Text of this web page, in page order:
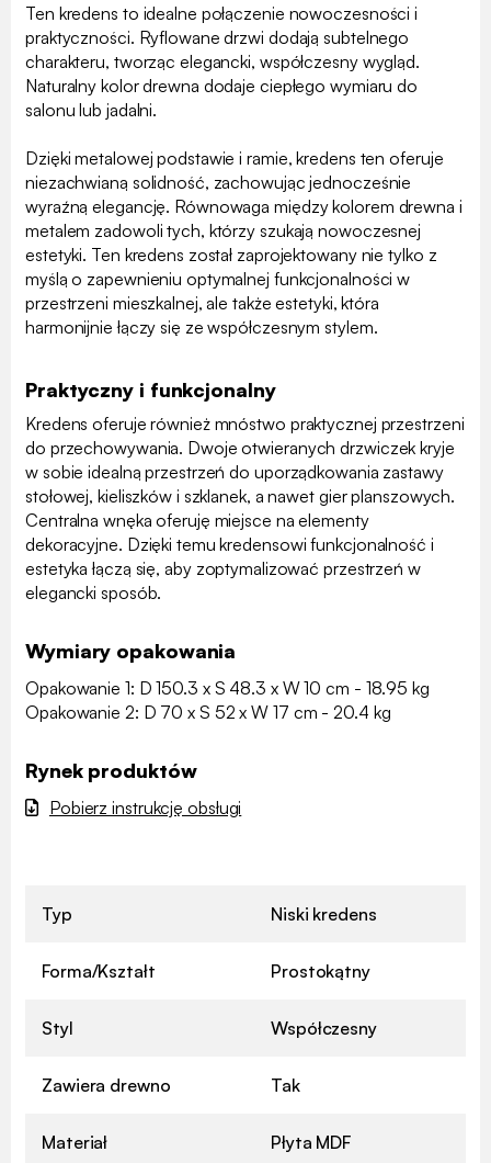
Ten kredens to idealne połączenie nowoczesności i
praktyczności. Ryflowane drzwi dodają subtelnego
charakteru, tworząc elegancki, współczesny wygląd.
Naturalny kolor drewna dodaje ciepłego wymiaru do
salonu lub jadalni.
Dzięki metalowej podstawie i ramie, kredens ten oferuje
niezachwianą solidność, zachowując jednocześnie
wyraźną elegancję. Równowaga między kolorem drewna i
metalem zadowoli tych, którzy szukają nowoczesnej
estetyki. Ten kredens został zaprojektowany nie tylko z
myślą o zapewnieniu optymalnej funkcjonalności w
przestrzeni mieszkalnej, ale także estetyki, która
harmonijnie łączy się ze współczesnym stylem.
Praktyczny i funkcjonalny
Kredens oferuje również mnóstwo praktycznej przestrzeni
do przechowywania. Dwoje otwieranych drzwiczek kryje
w sobie idealną przestrzeń do uporządkowania zastawy
stołowej, kieliszków i szklanek, a nawet gier planszowych.
Centralna wnęka oferuję miejsce na elementy
dekoracyjne. Dzięki temu kredensowi funkcjonalność i
estetyka łączą się, aby zoptymalizować przestrzeń w
elegancki sposób.
Wymiary opakowania
Opakowanie 1: D 150.3 x S 48.3 x W 10 cm - 18.95 kg
Opakowanie 2: D 70 x S 52 x W 17 cm - 20.4 kg
Rynek produktów
Pobierz instrukcję obsługi
Typ Niski kredens
Forma/Kształt Prostokątny
Styl Współczesny
Zawiera drewno Tak
Materiał Płyta MDF